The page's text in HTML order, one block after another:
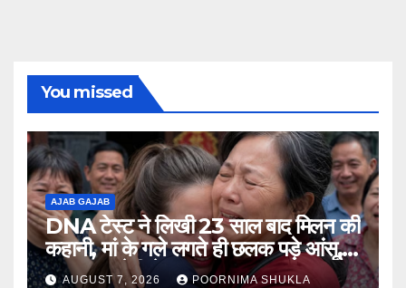
You missed
AJAB GAJAB
DNA टेस्ट ने लिखी 23 साल बाद मिलन की
कहानी, मां के गले लगते ही छलक पड़े आंसू,
भावुक कर देगी ये मुलाकात…
AUGUST 7, 2026 POORNIMA SHUKLA